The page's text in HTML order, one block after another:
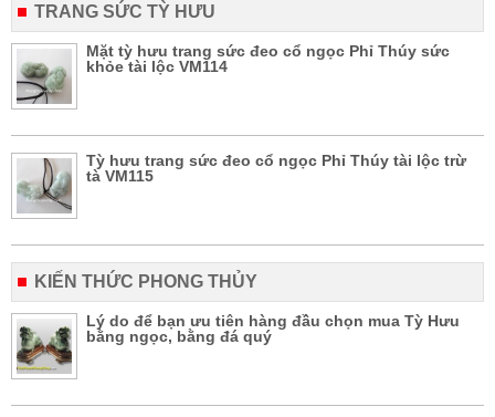
TRANG SỨC TỲ HƯU
Mặt tỳ hưu trang sức đeo cổ ngọc Phỉ Thúy sức
khỏe tài lộc VM114
Tỳ hưu trang sức đeo cổ ngọc Phỉ Thúy tài lộc trừ
tà VM115
KIẾN THỨC PHONG THỦY
Lý do để bạn ưu tiên hàng đầu chọn mua Tỳ Hưu
bằng ngọc, bằng đá quý